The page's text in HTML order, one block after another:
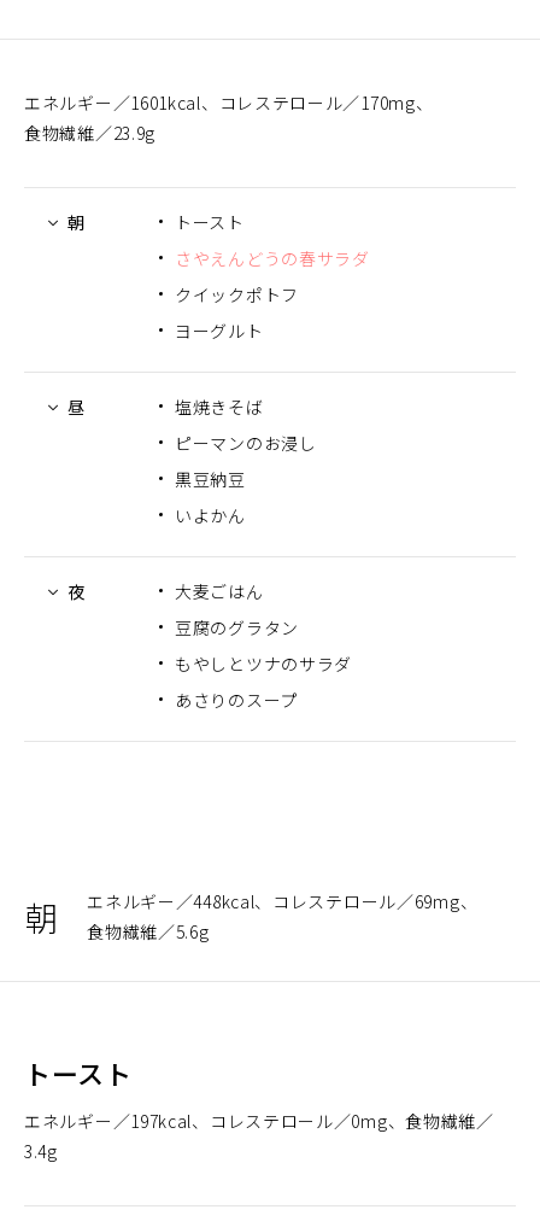
エネルギー 1601kcal コレステロール
170mg
食物繊維
23.9g
朝
トースト
さやえんどうの春サラダ
クイックポトフ
ヨーグルト
昼
塩焼きそば
ピーマンのお浸し
黒豆納豆
いよかん
夜
大麦ごはん
豆腐のグラタン
もやしとツナのサラダ
あさりのスープ
朝 エネルギー 448kcal コレステロール
69mg
食物繊維
5.6g
トースト
エネルギー 197kcal コレステロール 0mg
食物繊維
3.4g